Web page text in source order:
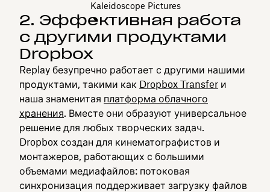
Kaleidoscope Pictures
2. Эффективная работа
с другими продуктами
Dropbox
Replay безупречно работает с другими нашими
продуктами, такими как Dropbox Transfer и
наша знаменитая платформа облачного
хранения. Вместе они образуют универсальное
решение для любых творческих задач.
Dropbox создан для кинематографистов и
монтажеров, работающих с большими
объемами медиафайлов: потоковая
синхронизация поддерживает загрузку файлов